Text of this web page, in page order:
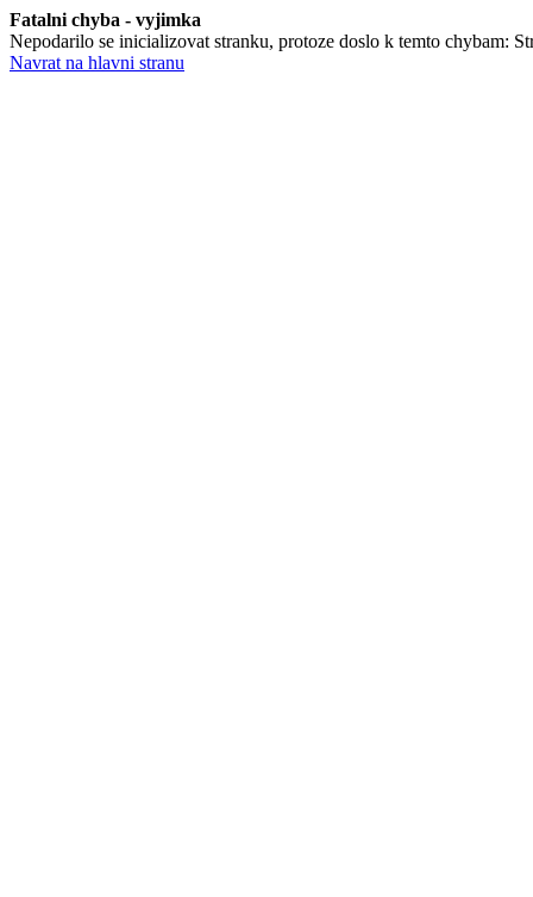
Fatalni chyba - vyjimka
Nepodarilo se inicializovat stranku, protoze doslo k temto chybam:
Navrat na hlavni stranu